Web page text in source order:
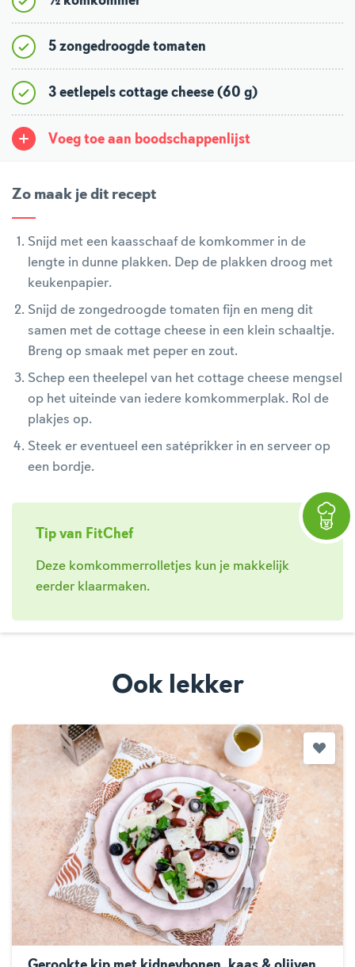
5 zongedroogde tomaten
3 eetlepels cottage cheese (60 g)
Voeg toe aan boodschappenlijst
Zo maak je dit recept
Snijd met een kaasschaaf de komkommer in de
lengte in dunne plakken. Dep de plakken droog met
keukenpapier.
Snijd de zongedroogde tomaten fijn en meng dit
samen met de cottage cheese in een klein schaaltje.
Breng op smaak met peper en zout.
Schep een theelepel van het cottage cheese mengsel
op het uiteinde van iedere komkommerplak. Rol de
plakjes op.
Steek er eventueel een satéprikker in en serveer op
een bordje.
Tip van FitChef
Deze komkommerrolletjes kun je makkelijk
eerder klaarmaken.
Ook lekker